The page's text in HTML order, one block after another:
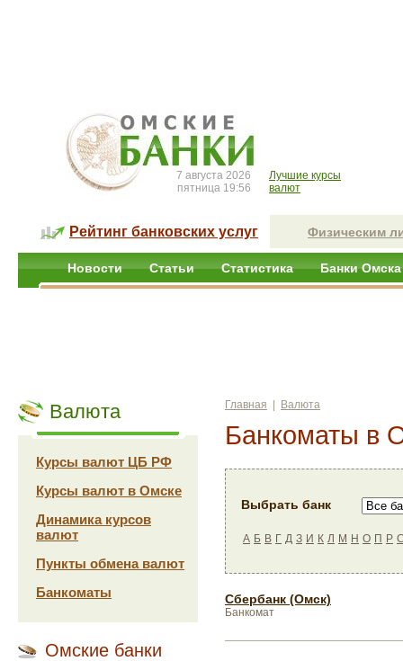
7 августа 2026
пятница 19:56
Лучшие курсы
валют
Рейтинг банковских услуг Физическим
Новости Статьи Статистика Банки Омска
Валюта
Курсы валют ЦБ РФ
Курсы валют в Омске
Динамика курсов
валют
Пункты обмена валют
Банкоматы
Омские банки
Главная Валюта
Банкоматы в
Выбрать банк
А Б В Г Д З И К Л М Н О П Р
Сбербанк (Омск)
Банкомат